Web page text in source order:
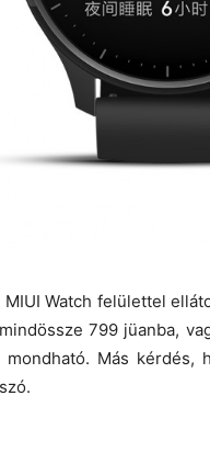
Watch felülettel
799 jüanba,
Más kérdés,